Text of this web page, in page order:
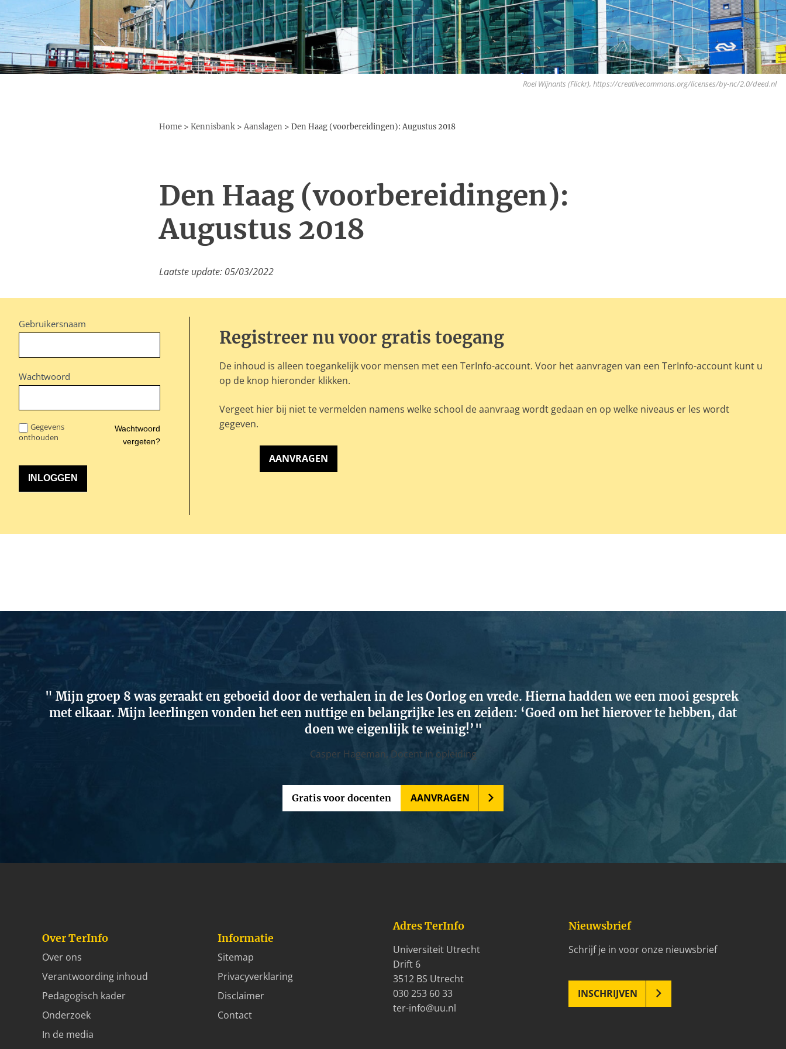
Roel Wijnants (Flickr), https://creativecommons.org/licenses/by-nc/2.0/deed.nl
Home > Kennisbank > Aanslagen > Den Haag (voorbereidingen): Augustus 2018
Den Haag (voorbereidingen):
Augustus 2018
Laatste update: 05/03/2022
Gebruikersnaam
Wachtwoord
Gegevens
onthouden
Wachtwoord
vergeten?
Registreer nu voor gratis toegang
De inhoud is alleen toegankelijk voor mensen met een TerInfo-account. Voor het aanvragen van een TerInfo-account kunt u
op de knop hieronder klikken.
Vergeet hier bij niet te vermelden namens welke school de aanvraag wordt gedaan en op welke niveaus er les wordt
gegeven.
AANVRAGEN
Mijn groep 8 was geraakt en geboeid door de verhalen in de les Oorlog en vrede. Hierna hadden we een mooi gesprek
met elkaar. Mijn leerlingen vonden het een nuttige en belangrijke les en zeiden: ‘Goed om het hierover te hebben, dat
doen we eigenlijk te weinig!’
Casper Hageman, Docent in opleiding
Gratis voor docenten AANVRAGEN
Over TerInfo
Over ons
Verantwoording inhoud
Pedagogisch kader
Onderzoek
In de media
Informatie
Sitemap
Privacyverklaring
Disclaimer
Contact
Adres TerInfo
Universiteit Utrecht
Drift 6
3512 BS Utrecht
030 253 60 33
ter-info@uu.nl
Nieuwsbrief
Schrijf je in voor onze nieuwsbrief
INSCHRIJVEN